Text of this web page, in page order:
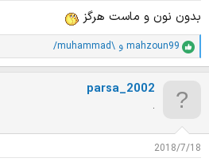
بدون نون و ماست هرگز
ا
م
ت
:
mahzoun99 و /muhammad\
parsa_2002
.
2018/7/18